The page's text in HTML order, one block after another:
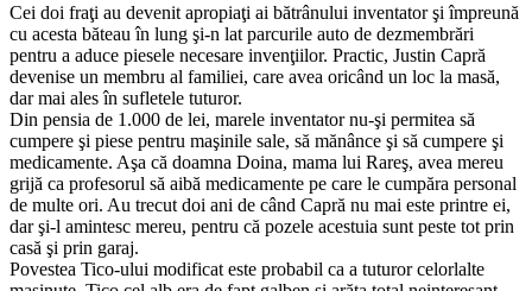
Cei doi fraţi au devenit apropiaţi ai bătrânului inventator şi împreună
cu acesta băteau în lung şi-n lat parcurile auto de dezmembrări
pentru a aduce piesele necesare invenţiilor. Practic, Justin Capră
devenise un membru al familiei, care avea oricând un loc la masă,
dar mai ales în sufletele tuturor.
Din pensia de 1.000 de lei, marele inventator nu-şi permitea să
cumpere şi piese pentru maşinile sale, să mănânce şi să cumpere şi
medicamente. Aşa că doamna Doina, mama lui Rareş, avea mereu
grijă ca profesorul să aibă medicamente pe care le cumpăra personal
de multe ori. Au trecut doi ani de când Capră nu mai este printre ei,
dar şi-l amintesc mereu, pentru că pozele acestuia sunt peste tot prin
casă şi prin garaj.
Povestea Tico-ului modificat este probabil ca a tuturor celorlalte